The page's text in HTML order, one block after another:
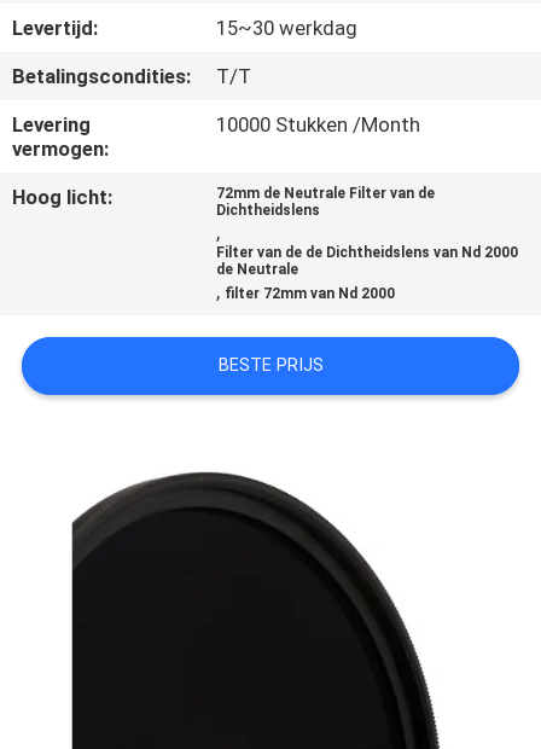
OM
EEN
PRIVACY
POLICY
Levertijd:
15~30 werkdag
Betalingscondities:
T/T
Levering
vermogen:
10000 Stukken /Month
Hoog licht:
72mm de Neutrale Filter van de
Dichtheidslens
,
Filter van de de Dichtheidslens van Nd 2000
de Neutrale
, filter 72mm van Nd 2000
BESTE PRIJS